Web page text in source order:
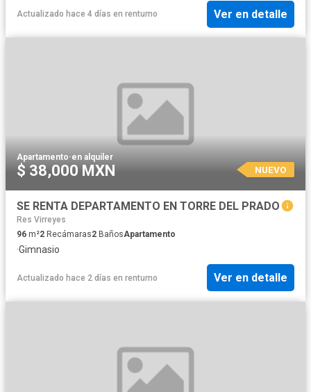
Actualizado hace 4 días en rentumo Ver en detalle
Apartamento·en alquiler
$ 38,000 MXN NUEVO
SE RENTA DEPARTAMENTO EN TORRE DEL PRADO
Res Virreyes
96 m²2 Recámaras2 BañosApartamento
·Gimnasio
Actualizado hace 2 días en rentumo Ver en detalle